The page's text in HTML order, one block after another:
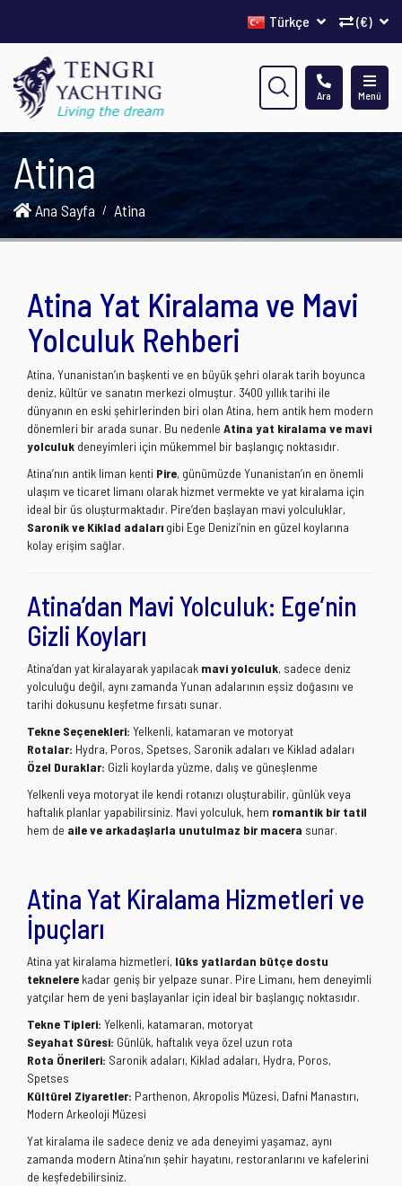
(€)
Türkçe
Menü
Ara
Atina
Ana Sayfa Atina
Atina Yat Kiralama ve Mavi
Yolculuk Rehberi
Atina, Yunanistan’ın başkenti ve en büyük şehri olarak tarih boyunca
deniz, kültür ve sanatın merkezi olmuştur. 3400 yıllık tarihi ile
dünyanın en eski şehirlerinden biri olan Atina, hem antik hem modern
dönemleri bir arada sunar. Bu nedenle Atina yat kiralama ve mavi
yolculuk deneyimleri için mükemmel bir başlangıç noktasıdır.
Atina’nın antik liman kenti Pire, günümüzde Yunanistan’ın en önemli
ulaşım ve ticaret limanı olarak hizmet vermekte ve yat kiralama için
ideal bir üs oluşturmaktadır. Pire’den başlayan mavi yolculuklar,
Saronik ve Kiklad adaları gibi Ege Denizi’nin en güzel koylarına
kolay erişim sağlar.
Atina’dan Mavi Yolculuk: Ege’nin
Gizli Koyları
Atina’dan yat kiralayarak yapılacak mavi yolculuk, sadece deniz
yolculuğu değil, aynı zamanda Yunan adalarının eşsiz doğasını ve
tarihi dokusunu keşfetme fırsatı sunar.
Tekne Seçenekleri: Yelkenli, katamaran ve motoryat
Rotalar: Hydra, Poros, Spetses, Saronik adaları ve Kiklad adaları
Özel Duraklar: Gizli koylarda yüzme, dalış ve güneşlenme
Yelkenli veya motoryat ile kendi rotanızı oluşturabilir, günlük veya
haftalık planlar yapabilirsiniz. Mavi yolculuk, hem romantik bir tatil
hem de aile ve arkadaşlarla unutulmaz bir macera sunar.
Atina Yat Kiralama Hizmetleri ve
İpuçları
Atina yat kiralama hizmetleri, lüks yatlardan bütçe dostu
teknelere kadar geniş bir yelpaze sunar. Pire Limanı, hem deneyimli
yatçılar hem de yeni başlayanlar için ideal bir başlangıç noktasıdır.
Tekne Tipleri: Yelkenli, katamaran, motoryat
Seyahat Süresi: Günlük, haftalık veya özel uzun rota
Rota Önerileri: Saronik adaları, Kiklad adaları, Hydra, Poros,
Spetses
Kültürel Ziyaretler: Parthenon, Akropolis Müzesi, Dafni Manastırı,
Modern Arkeoloji Müzesi
Yat kiralama ile sadece deniz ve ada deneyimi yaşamaz, aynı
zamanda modern Atina’nın şehir hayatını, restoranlarını ve kafelerini
de keşfedebilirsiniz.